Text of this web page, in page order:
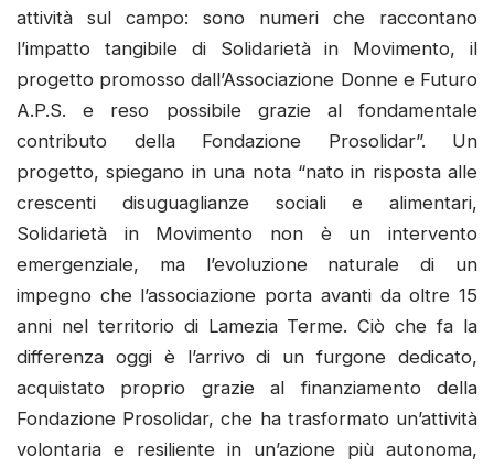
attività sul campo: sono numeri che raccontano
l’impatto tangibile di Solidarietà in Movimento, il
progetto promosso dall’Associazione Donne e Futuro
A.P.S. e reso possibile grazie al fondamentale
contributo della Fondazione Prosolidar”. Un
progetto, spiegano in una nota “nato in risposta alle
crescenti disuguaglianze sociali e alimentari,
Solidarietà in Movimento non è un intervento
emergenziale, ma l’evoluzione naturale di un
impegno che l’associazione porta avanti da oltre 15
anni nel territorio di Lamezia Terme. Ciò che fa la
differenza oggi è l’arrivo di un furgone dedicato,
acquistato proprio grazie al finanziamento della
Fondazione Prosolidar, che ha trasformato un’attività
volontaria e resiliente in un’azione più autonoma,